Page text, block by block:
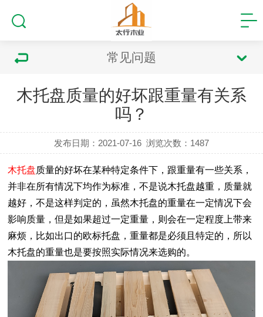
常见问题
木托盘质量的好坏跟重量有关系
吗？
发布日期：2021-07-16 浏览次数： 1487
木托盘质量的好坏在某种特定条件下，跟重量有一些关系，
并非在所有情况下均作为标准，不是说木托盘越重，质量就
越好，不是这样判定的，虽然木托盘的重量在一定情况下会
影响质量，但是如果超过一定重量，则会在一定程度上带来
麻烦，比如出口的欧标托盘，重量都是必须且特定的，所以
木托盘的重量也是要按照实际情况来选购的。